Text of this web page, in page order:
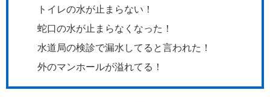
トイレの水が止まらない！
蛇口の水が止まらなくなった！
水道局の検診で漏水してると言われた！
外のマンホールが溢れてる！